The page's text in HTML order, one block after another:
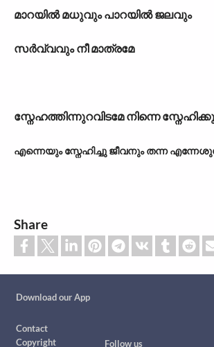
മാറയിൽ മധുവും പാറയിൽ ജലവും
സർവ്വവും നീ മാത്രമേ
സ്നേഹത്തിന്നുറവിടമേ നിന്നെ
എന്നെയും സ്നേഹിച്ചു ജീവനും തന്ന
Share
Download our App
Footer
Contact
Copyright
Follow us